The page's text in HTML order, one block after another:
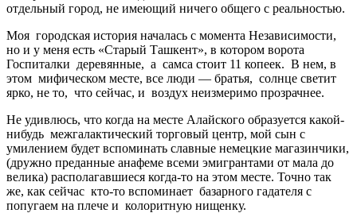
отдельный город, не имеющий ничего общего с реальностью.
Моя городская история началась с момента Независимости,
но и у меня есть «Старый Ташкент», в котором ворота
Госпиталки деревянные, а самса стоит 11 копеек. В нем, в
этом мифическом месте, все люди — братья, солнце светит
ярко, не то, что сейчас, и воздух неизмеримо прозрачнее.
Не удивлюсь, что когда на месте Алайского образуется какой-
нибудь межгалактический торговый центр, мой сын с
умилением будет вспоминать славные немецкие магазинчики,
(дружно преданные анафеме всеми эмигрантами от мала до
велика) располагавшиеся когда-то на этом месте. Точно так
же, как сейчас кто-то вспоминает базарного гадателя с
попугаем на плече и колоритную нищенку.